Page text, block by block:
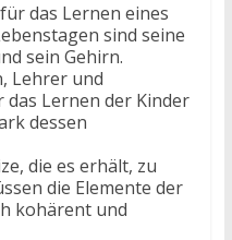
das Lernen eines
sind seine
sein Gehirn.
Lehrer und
Lernen der Kinder
dessen
die es erhält, zu
die Elemente der
kohärent und